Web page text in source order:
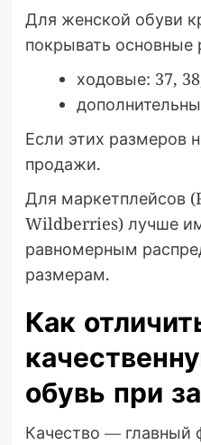
Для женской обуви
покрывать основные
ходовые: 37,
Если этих размеров
продажи.
Для маркетплейсов
Wildberries) лучше
равномерным
размерам.
Как
обувь при
Качество — главный